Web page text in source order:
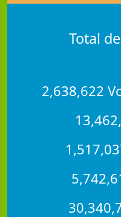
Total
2,638,622